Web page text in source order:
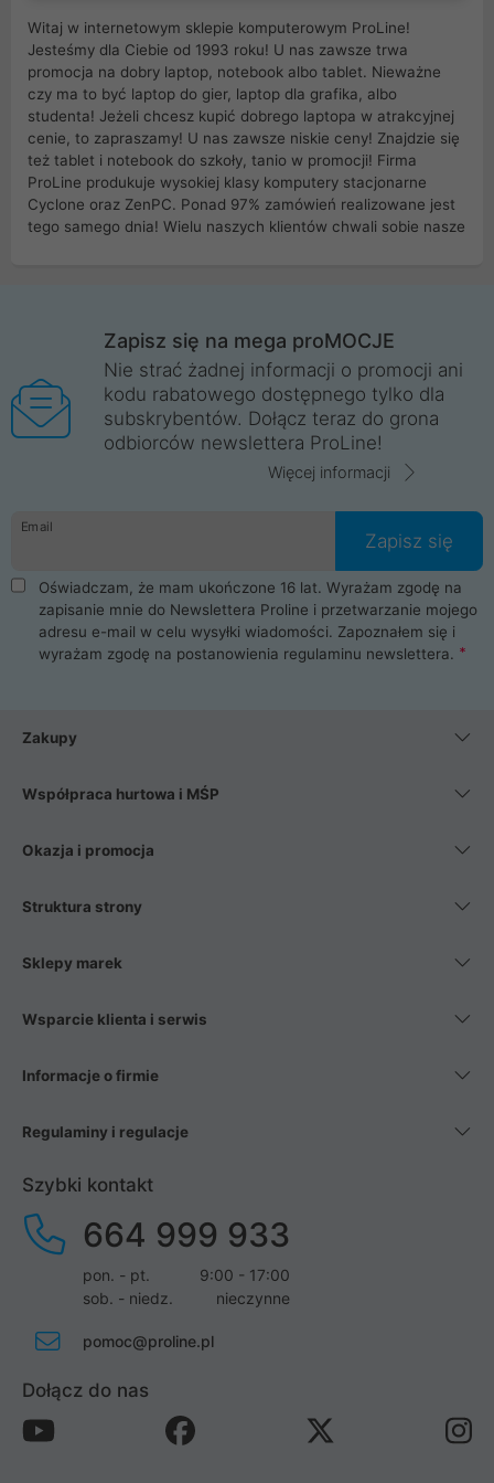
Witaj w internetowym sklepie komputerowym ProLine!
Jesteśmy dla Ciebie od 1993 roku! U nas zawsze trwa
promocja na dobry laptop, notebook albo tablet. Nieważne
czy ma to być laptop do gier, laptop dla grafika, albo
studenta! Jeżeli chcesz kupić dobrego laptopa w atrakcyjnej
cenie, to zapraszamy! U nas zawsze niskie ceny! Znajdzie się
też tablet i notebook do szkoły, tanio w promocji! Firma
ProLine produkuje wysokiej klasy komputery stacjonarne
Cyclone oraz ZenPC. Ponad 97% zamówień realizowane jest
tego samego dnia! Wielu naszych klientów chwali sobie nasze
Wrocław, Poznań, Legnica, Katowice, Gliwice, Kalisz, Bytom,
Trzebnica, Opole. Szybka i profesjonalna obsługa!
ProLine to polska firma ze 100% polskim kapitałem. Działamy
legalnie i płacimy podatki w naszym kraju! Posiadamy siedzibę
główną w Mirkowie oraz salony na terenie kraju. Cała
komunikacja ze sklepem komputerowym ProLine jest
danych osobowych. Dlatego zakup notebooka albo laptopa w
ProLine to czysta przyjemność i pełne bezpieczeństwo.
Zaopatrzysz się u nas w akcesoria i części komputerowe
takie jak procesory, karty graficzne, płyty główne, pamięci,
dyski SSD, M.2 oraz HDD. Nasi pracownicy pomogą Ci wybrać
najlepszy zasilacz komputerowy oraz obudowę do komputera.
Poza komputerami mamy również najlepsze na rynku
Smartfony takich producentów jak Xiaomi, Apple, Samsung i
wentylatory. Na koniec mając już to wszystko, możesz
Zapisz się na mega proMOCJE
Nie strać żadnej informacji o promocji ani
kodu rabatowego dostępnego tylko dla
subskrybentów. Dołącz teraz do grona
odbiorców newslettera ProLine!
Więcej informacji
Email
Zapisz się
Oświadczam, że mam ukończone 16 lat. Wyrażam zgodę na
zapisanie mnie do Newslettera Proline i przetwarzanie mojego
adresu e-mail w celu wysyłki wiadomości. Zapoznałem się i
wyrażam zgodę na postanowienia regulaminu newslettera.
Zakupy
Współpraca hurtowa i MŚP
Okazja i promocja
Struktura strony
Sklepy marek
Wsparcie klienta i serwis
Informacje o firmie
Regulaminy i regulacje
Szybki kontakt
664 999 933
pon. - pt.
9:00 - 17:00
sob. - niedz.
nieczynne
pomoc@proline.pl
Dołącz do nas